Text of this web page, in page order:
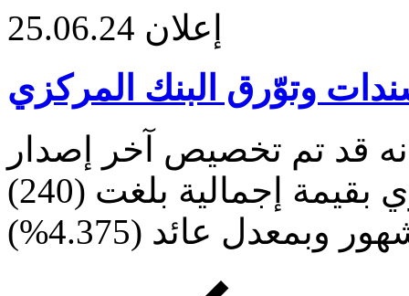
25.06.24 إعلان
وتوّرق البنك المركزي
قد تم تخصيص آخر إصدار
لسندات وتوّرق البنك المركزي بقيمة إجمالية بلغت (240)